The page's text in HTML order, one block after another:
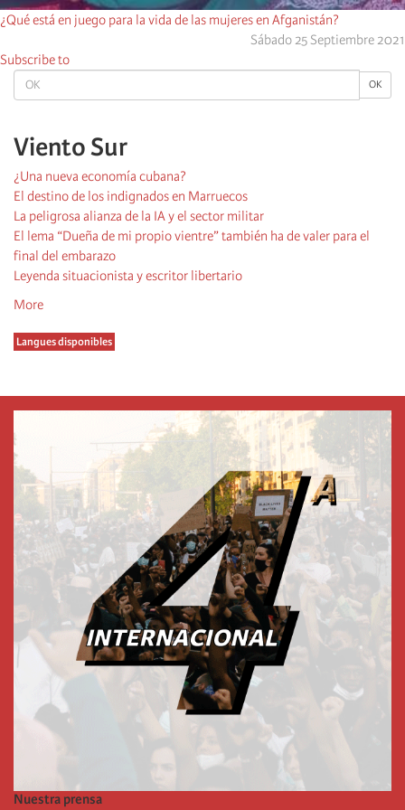
OK OK
Viento Sur
¿Una nueva economía cubana?
El destino de los indignados en Marruecos
La peligrosa alianza de la IA y el sector militar
El lema “Dueña de mi propio vientre” también ha de valer para el
final del embarazo
Leyenda situacionista y escritor libertario
More
Langues disponibles
¿Qué está en juego para la vida de las mujeres en Afganistán?
Sábado 25 Septiembre 2021
Subscribe to
Nuestra prensa